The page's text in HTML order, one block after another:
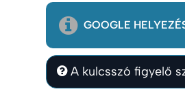
GOOGLE
A kulcsszó figyelő